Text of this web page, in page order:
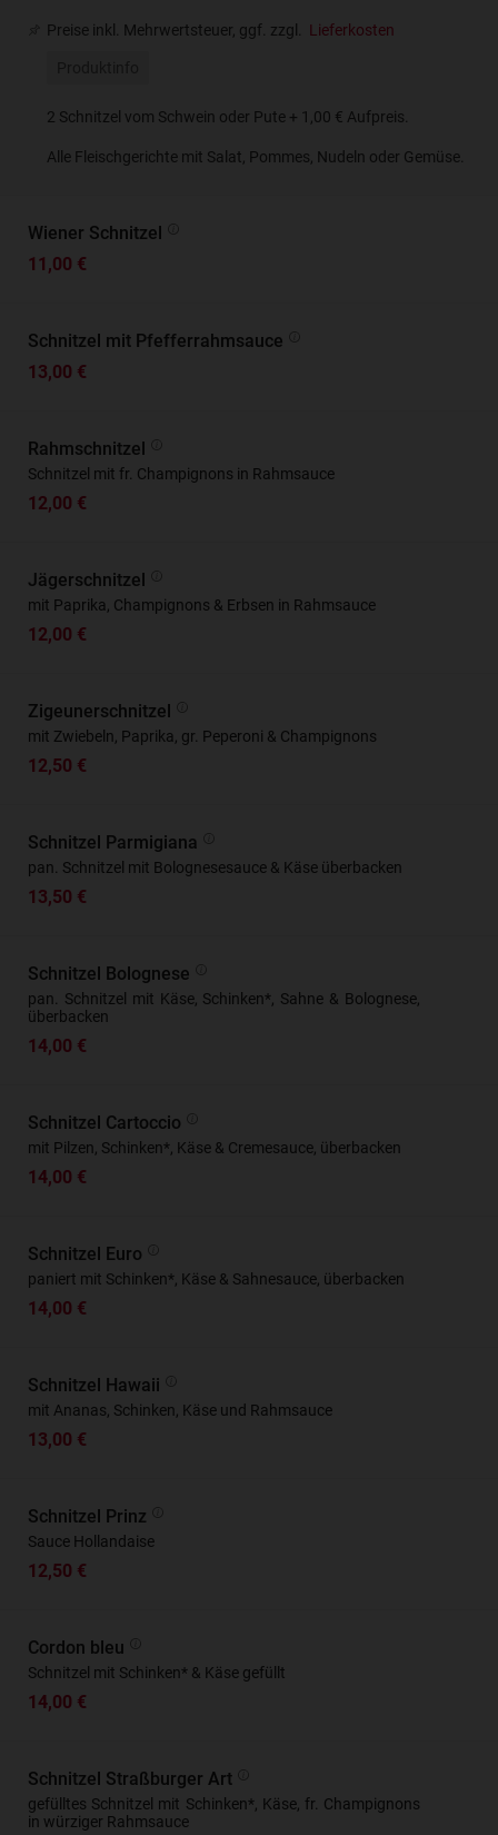
Preise inkl. Mehrwertsteuer, ggf. zzgl. Lieferkosten
2 Schnitzel vom Schwein oder Pute + 1,00 € Aufpreis.
Alle Fleischgerichte mit Salat, Pommes, Nudeln oder Gemüse.
Wiener Schnitzel
11,00 €
Schnitzel mit Pfefferrahmsauce
13,00 €
Rahmschnitzel
Schnitzel mit fr. Champignons in Rahmsauce
12,00 €
Jägerschnitzel
mit Paprika, Champignons & Erbsen in Rahmsauce
12,00 €
Zigeunerschnitzel
mit Zwiebeln, Paprika, gr. Peperoni & Champignons
12,50 €
Schnitzel Parmigiana
pan. Schnitzel mit Bolognesesauce & Käse überbacken
13,50 €
Schnitzel Bolognese
pan. Schnitzel mit Käse, Schinken*, Sahne & Bolognese,
überbacken
14,00 €
Schnitzel Cartoccio
mit Pilzen, Schinken*, Käse & Cremesauce, überbacken
14,00 €
Schnitzel Euro
paniert mit Schinken*, Käse & Sahnesauce, überbacken
14,00 €
Schnitzel Hawaii
mit Ananas, Schinken, Käse und Rahmsauce
13,00 €
Schnitzel Prinz
Sauce Hollandaise
12,50 €
Cordon bleu
Schnitzel mit Schinken* & Käse gefüllt
14,00 €
Schnitzel Straßburger Art
gefülltes Schnitzel mit Schinken*, Käse, fr. Champignons
in würziger Rahmsauce